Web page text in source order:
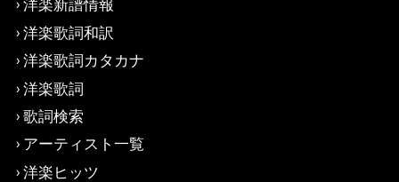
洋楽新譜情報
洋楽歌詞和訳
洋楽歌詞カタカナ
洋楽歌詞
歌詞検索
アーティスト一覧
洋楽ヒッツ